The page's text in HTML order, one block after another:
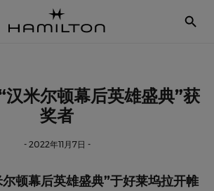
汉米尔顿幕后英雄盛典”获
奖者
- 2022年11月7日 -
尔顿幕后英雄盛典”于好莱坞拉开帷